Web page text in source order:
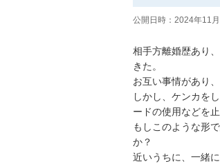
公開日時： 2024年11
相手方離婚歴あり
きた。
お互い事情があり
しかし、ケンカを
ードの使用などを
もしこのような形
か？
近いうちに、一緒